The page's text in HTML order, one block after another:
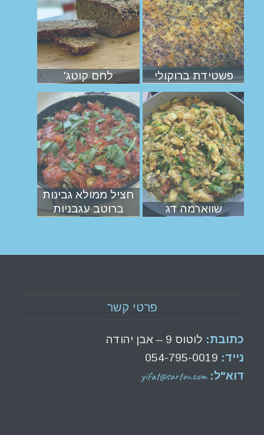
פשטידת ברוקולי לחם קוטג'
שווארמה דג
חציל ממולא גבינות
ברוטב עגבניות
פרטי קשר
כתובת: לוטוס 9 – אבן יהודה
נייד: 054-795-0019
דוא"ל:yifat@sartov.com